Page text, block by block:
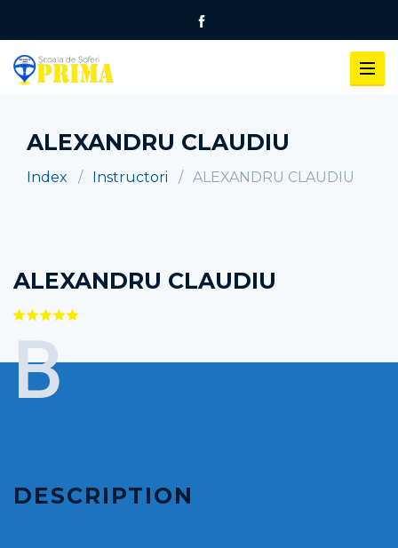
ALEXANDRU CLAUDIU
Index Instructori ALEXANDRU CLAUDIU
ALEXANDRU CLAUDIU
B
DESCRIPTION